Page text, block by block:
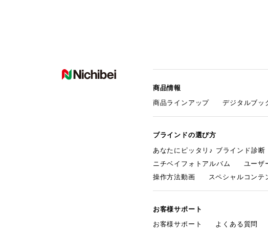
商品情報
商品ラインアップ
デジタルブッ
ブラインドの選び方
あなたにピッタリ♪ ブラインド診断
ニチベイフォトアルバム
ユーザ
操作方法動画
スペシャルコンテ
お客様サポート
お客様サポート
よくある質問